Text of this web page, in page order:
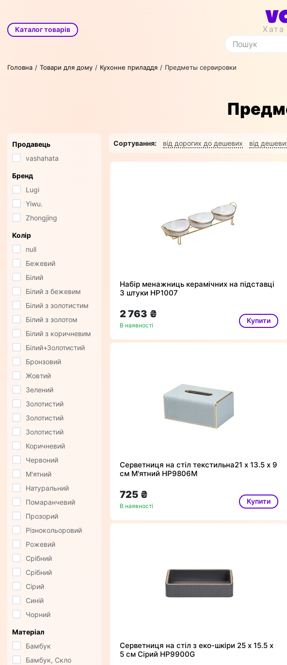
Каталог товарів
Головна Товари для дому Кухонне приладдя Предметы сервировки
Продавець
vashahata
Бренд
Lugi
Yiwu.
Zhongjing
Колір
null
Бежевий
Білий
Білий з бежевим
Білий з золотистим
Білий з золотом
Білий з коричневим
Білий+Золотистий
Бронзовий
Жовтий
Зелений
Золотистий
Золотистий
Золотистий
Коричневий
Червоний
М'ятний
Натуральний
Помаранчевий
Прозорий
Різнокольоровий
Рожевий
Срібний
Срібний
Сірий
Синій
Чорний
Матеріал
Бамбук
Бамбук, Скло
Сортування: від дорогих до дешевих від
Набір менажниць керамічних на підставці
3 штуки HP1007
2 763 ₴
В наявності
Купити
Серветниця на стіл текстильна21 х 13.5 х 9
см М'ятний HP9806M
725 ₴
В наявності
Купити
Серветниця на стіл з еко-шкіри 25 х 15.5 х
5 см Сірий HP9900G